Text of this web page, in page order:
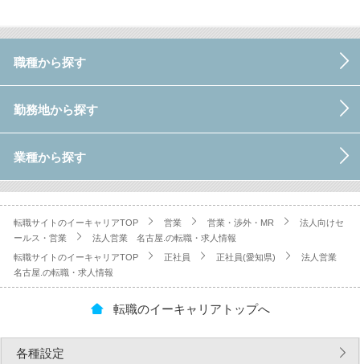
職種から探す
勤務地から探す
業種から探す
転職サイトのイーキャリアTOP 営業 営業・渉外・MR
法人向けセ
ールス・営業
法人営業 名古屋.の転職・求人情報
転職サイトのイーキャリアTOP 正社員 正社員(愛知県)
法人営業
名古屋.の転職・求人情報
転職のイーキャリアトップへ
各種設定